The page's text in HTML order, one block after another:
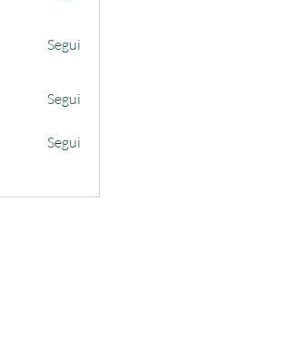
Segui
Segui
Segui